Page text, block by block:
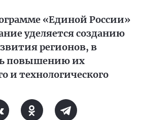
«Единой России»
уделяется созданию
регионов, в
повышению их
и технологического